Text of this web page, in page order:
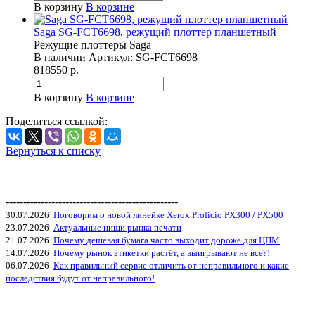
В корзину В корзине
Saga SG-FCT6698, режущий плоттер планшетный
Режущие плоттеры Saga
В наличии Артикул: SG-FCT6698
818550 р.
В корзину В корзине
Поделиться ссылкой:
Вернуться к списку
-------------------------------------------------
30.07.2026 Поговорим о новой линейке Xerox Proficio PX300 / PX500
23.07.2026 Актуальные ниши рынка печати
21.07.2026 Почему дешёвая бумага часто выходит дороже для ЦПМ
14.07.2026 Почему рынок этикетки растёт, а выигрывают не все?!
06.07.2026 Как правильный сервис отличить от неправильного и какие
последствия будут от неправильного!